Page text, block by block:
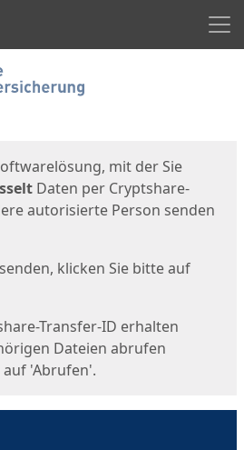
mit der Sie
Daten per Cryptshare-
autorisierte Person senden
klicken Sie bitte auf
Transfer-ID erhalten
Dateien abrufen
auf 'Abrufen'.